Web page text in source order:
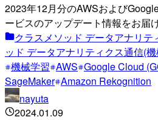
2023年12月分のAWSおよび
ービスのアップデート情報をお届
クラスメソッド データアナリテ
ッド データアナリティクス通信(
機械学習 AWS Google Cloud
SageMaker Amazon Rekognition
nayuta
2024.01.09